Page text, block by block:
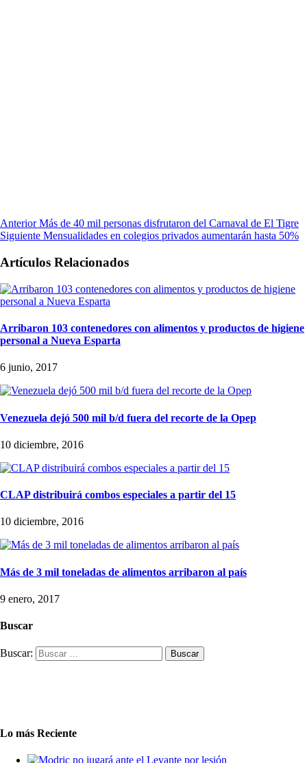
Anterior Más de 40 mil personas disfrutaron del Carnaval de El Tigre
Siguiente Mensualidades en colegios privados aumentarán hasta 50%
Artículos Relacionados
Arribaron 103 contenedores con alimentos y productos de higiene
personal a Nueva Esparta
6 junio, 2017
Venezuela dejó 500 mil b/d fuera del recorte de la Opep
10 diciembre, 2016
CLAP distribuirá combos especiales a partir del 15
10 diciembre, 2016
Más de 3 mil toneladas de alimentos arribaron al país
9 enero, 2017
Buscar
Buscar:
Lo más Reciente